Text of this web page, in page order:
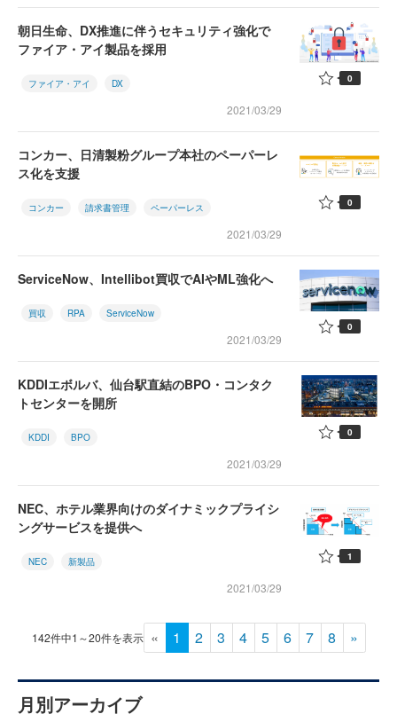
朝日生命、DX推進に伴うセキュリティ強化で
ファイア・アイ製品を採用
ファイア・アイ DX
2021/03/29
0
コンカー、日清製粉グループ本社のペーパーレ
ス化を支援
コンカー 請求書管理 ペーパーレス
2021/03/29
0
ServiceNow、Intellibot買収でAIやML強化へ
買収 RPA ServiceNow
2021/03/29
0
KDDIエボルバ、仙台駅直結のBPO・コンタク
トセンターを開所
KDDI BPO
2021/03/29
0
NEC、ホテル業界向けのダイナミックプライシ
ングサービスを提供へ
NEC 新製品
2021/03/29
1
142件中1～20件を表示 « 1 2 3 4 5 6 7 8 »
月別アーカイブ